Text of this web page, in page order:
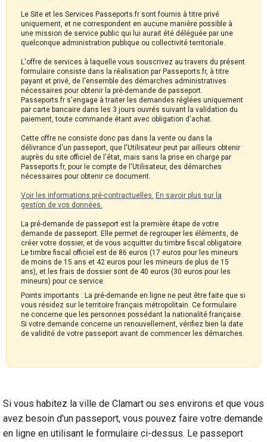
Le Site et les Services Passeports.fr sont fournis à titre privé
uniquement, et ne correspondent en aucune manière possible à
une mission de service public qui lui aurait été déléguée par une
quelconque administration publique ou collectivité territoriale.
L'offre de services à laquelle vous souscrivez au travers du présent
formulaire consiste dans la réalisation par Passeports.fr, à titre
payant et privé, de l'ensemble des démarches administratives
nécessaires pour obtenir la pré-demande de passeport.
Passeports.fr s'engage à traiter les demandes réglées uniquement
par carte bancaire dans les 3 jours ouvrés suivant la validation du
paiement, toute commande étant avec obligation d'achat.
Cette offre ne consiste donc pas dans la vente ou dans la
délivrance d'un passeport, que l'Utilisateur peut par ailleurs obtenir
auprès du site officiel de l'état, mais sans la prise en charge par
Passeports.fr, pour le compte de l'Utilisateur, des démarches
nécessaires pour obtenir ce document.
Voir les informations pré-contractuelles. En savoir plus sur la
gestion de vos données.
La pré-demande de passeport est la première étape de votre
demande de passeport. Elle permet de regrouper les éléments, de
créer votre dossier, et de vous acquitter du timbre fiscal obligatoire.
Le timbre fiscal officiel est de 86 euros (17 euros pour les mineurs
de moins de 15 ans et 42 euros pour les mineurs de plus de 15
ans), et les frais de dossier sont de 40 euros (30 euros pour les
mineurs) pour ce service.
Points importants : La pré-demande en ligne ne peut être faite que si
vous résidez sur le territoire français métropolitain. Ce formulaire
ne concerne que les personnes possédant la nationalité française.
Si votre demande concerne un renouvellement, vérifiez bien la date
de validité de votre passeport avant de commencer les démarches.
Si vous habitez la ville de Clamart ou ses environs et que vous
avez besoin d'un passeport, vous pouvez faire votre demande
en ligne en utilisant le formulaire ci-dessus. Le passeport